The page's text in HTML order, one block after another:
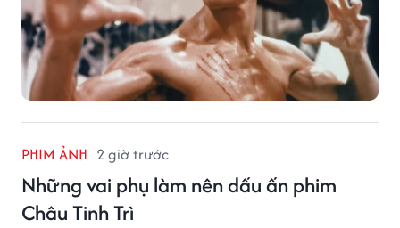
PHIM ẢNH 2 giờ trước
Những vai phụ làm nên dấu ấn phim
Châu Tinh Trì